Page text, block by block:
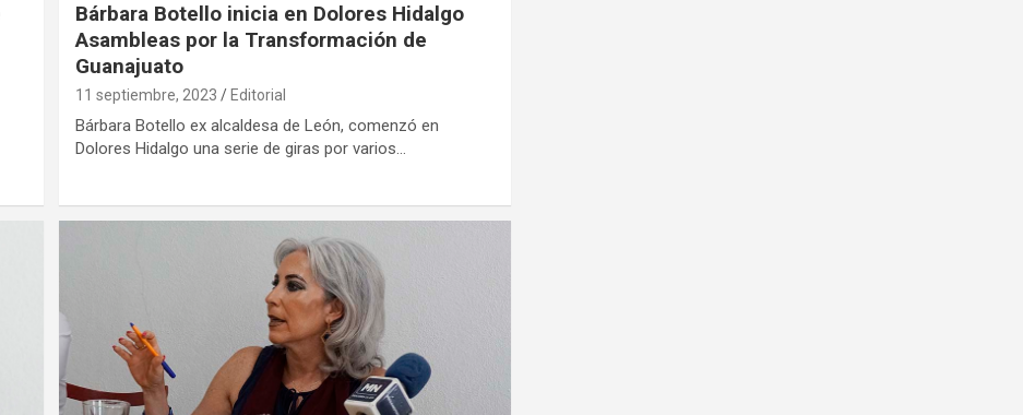
Bárbara Botello inicia en Dolores Hidalgo
Asambleas por la Transformación de
Guanajuato
11 septiembre, 2023 Editorial
Bárbara Botello ex alcaldesa de León, comenzó en
Dolores Hidalgo una serie de giras por varios…